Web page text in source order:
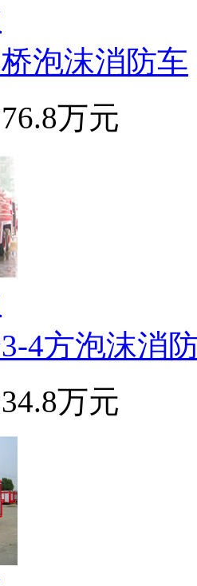
泡沫消防车
万元
4方泡沫消
万元